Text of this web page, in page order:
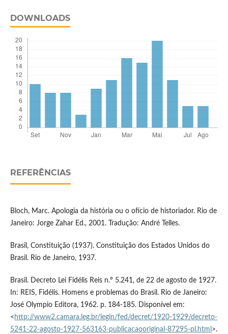
DOWNLOADS
REFERÊNCIAS
Bloch, Marc. Apologia da história ou o ofício de historiador. Rio de
Janeiro: Jorge Zahar Ed., 2001. Tradução: André Telles.
Brasil, Constituição (1937). Constituição dos Estados Unidos do
Brasil. Rio de Janeiro, 1937.
Brasil. Decreto Lei Fidélis Reis n.º 5.241, de 22 de agosto de 1927.
In: REIS, Fidélis. Homens e problemas do Brasil. Rio de Janeiro:
José Olympio Editora, 1962. p. 184-185. Disponível em:
< http://www2.camara.leg.br/legin/fed/decret/1920-1929/decreto-
5241-22-agosto-1927-563163-publicacaooriginal-87295-pl.html >.